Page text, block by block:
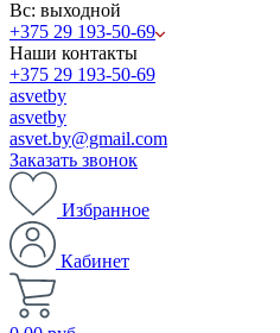
Вс: выходной
+375 29 193-50-69
Наши контакты
+375 29 193-50-69
asvetby
asvetby
asvet.by@gmail.com
Заказать звонок
Избранное
Кабинет